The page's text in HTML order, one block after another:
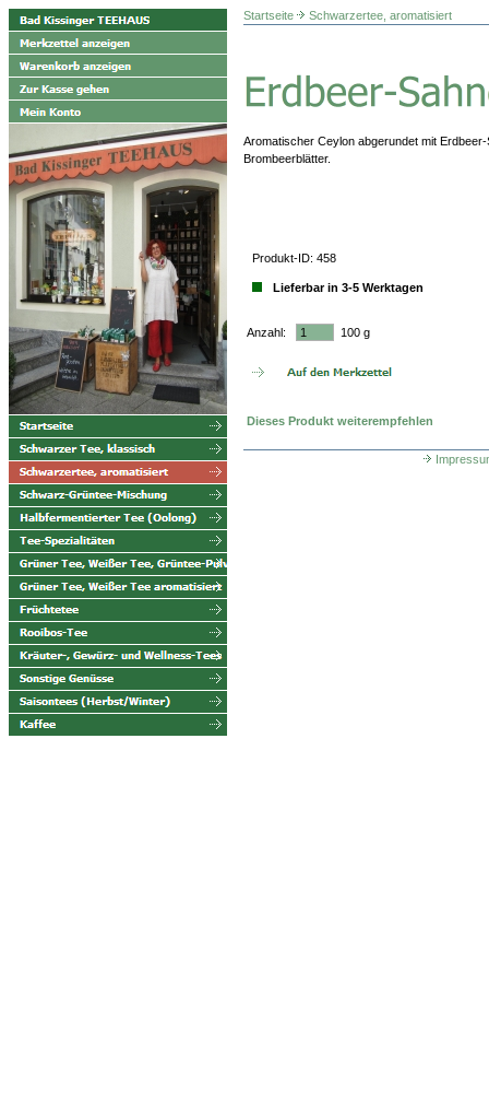
Startseite Schwarzertee, aromatisiert
Aromatischer Ceylon abgerundet mit
Brombeerblätter.
Produkt-ID: 458
Lieferbar in 3-5 Werktagen
Anzahl: 100 g
Dieses Produkt weiterempfehlen